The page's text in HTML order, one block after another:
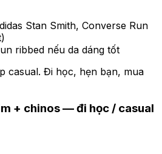
Stan Smith, Converse Run
ribbed nếu da dáng tốt
casual. Đi học, hẹn bạn, mua
+ chinos — đi học / casual